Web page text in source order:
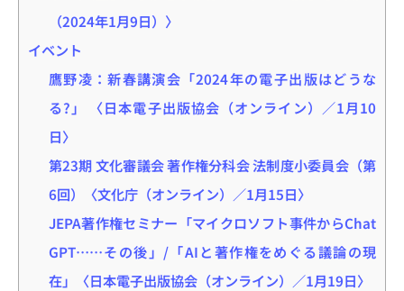
（2024年1月9日）〉
イベント
鷹野凌：新春講演会「2024年の電子出版はどうな
る?」 〈日本電子出版協会（オンライン）／1月10
日〉
第23期 文化審議会 著作権分科会 法制度小委員会（第
6回）〈文化庁（オンライン）／1月15日〉
JEPA著作権セミナー「マイクロソフト事件からChat
GPT……その後」/「AIと著作権をめぐる議論の現
在」〈日本電子出版協会（オンライン）／1月19日〉